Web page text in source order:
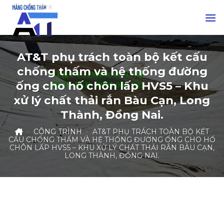
Skip
content
AT&T phụ trách toàn bộ kết cấu
chống thấm và hệ thống đường
ống cho hố chôn lấp HVS5 – Khu
xử lý chất thải rắn Bàu Cạn, Long
Thành, Đồng Nai.
- CÔNG TRÌNH - AT&T PHỤ TRÁCH TOÀN BỘ KẾT
CẤU CHỐNG THẤM VÀ HỆ THỐNG ĐƯỜNG ỐNG CHO HỐ
CHÔN LẤP HVS5 – KHU XỬ LÝ CHẤT THẢI RẮN BÀU CẠN,
LONG THÀNH, ĐỒNG NAI.